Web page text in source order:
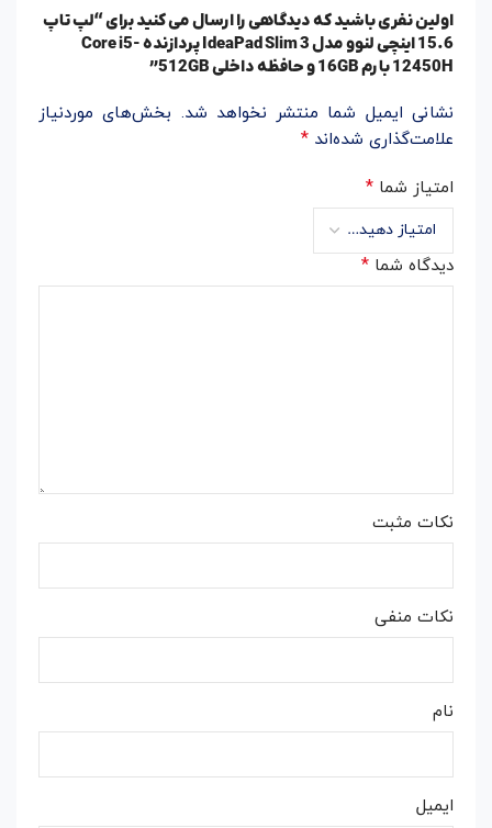
اولین نفری باشید که دیدگاهی را ارسال می کنید برای “لپ تاپ
15.6 اینچی لنوو مدل IdeaPad Slim 3 پردازنده Core i5-
12450H با رم 16GB و حافظه داخلی 512GB”
نشانی ایمیل شما منتشر نخواهد شد. بخش‌های موردنیاز
علامت‌گذاری شده‌اند *
امتیاز شما *
دیدگاه شما *
نکات مثبت
نکات منفی
نام
ایمیل